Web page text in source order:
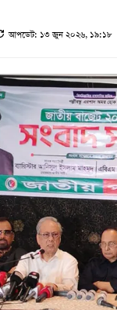
আপডেট: ১৩ জুন ২০২৬, ১৯:১৮